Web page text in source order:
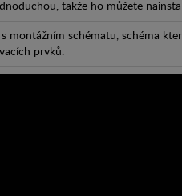
takže ho můžete
montážním schématu, schéma
prvků.